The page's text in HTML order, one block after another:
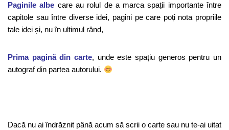
Paginile albe care au rolul de a marca spații importante între
capitole sau între diverse idei, pagini pe care poți nota propriile
tale idei și, nu în ultimul rând,
Prima pagină din carte, unde este spațiu generos pentru un
autograf din partea autorului.
Dacă nu ai îndrăznit până acum să scrii o carte sau nu te-ai uitat